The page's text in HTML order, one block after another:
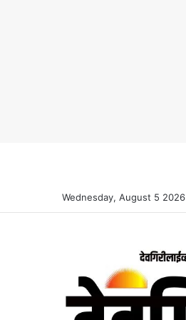
Wednesday, August 5 2026